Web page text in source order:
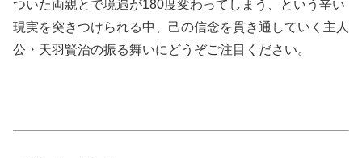
ついた両親とで境遇が180度変わってしまう、という辛い
現実を突きつけられる中、己の信念を貫き通していく主人
公・天羽賢治の振る舞いにどうぞご注目ください。